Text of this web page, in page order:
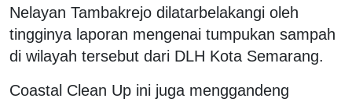
Nelayan Tambakrejo dilatarbelakangi oleh
tingginya laporan mengenai tumpukan sampah
di wilayah tersebut dari DLH Kota Semarang.
Coastal Clean Up ini juga menggandeng